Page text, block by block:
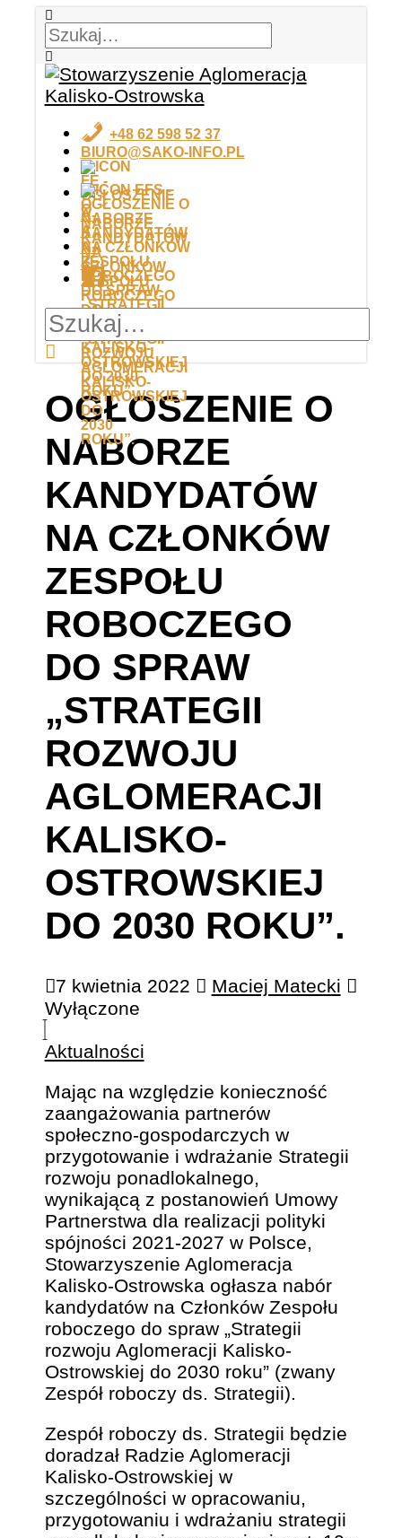
+48 62 598 52 37
BIURO@SAKO-INFO.PL
A-
A
A+
K
FB
OGŁOSZENIE O
NABORZE
KANDYDATÓW
NA CZŁONKÓW
ZESPOŁU
ROBOCZEGO
DO SPRAW
„STRATEGII
ROZWOJU
AGLOMERACJI
KALISKO-
OSTROWSKIEJ
DO 2030 ROKU”.
7 kwietnia 2022
Maciej Matecki
Wyłączone
Aktualności
Mając na względzie konieczność
zaangażowania partnerów
społeczno-gospodarczych w
przygotowanie i wdrażanie Strategii
rozwoju ponadlokalnego,
wynikającą z postanowień Umowy
Partnerstwa dla realizacji polityki
spójności 2021-2027 w Polsce,
Stowarzyszenie Aglomeracja
Kalisko-Ostrowska ogłasza nabór
kandydatów na Członków Zespołu
roboczego do spraw „Strategii
rozwoju Aglomeracji Kalisko-
Ostrowskiej do 2030 roku” (zwany
Zespół roboczy ds. Strategii).
Zespół roboczy ds. Strategii będzie
doradzał Radzie Aglomeracji
Kalisko-Ostrowskiej w
szczególności w opracowaniu,
przygotowaniu i wdrażaniu strategii